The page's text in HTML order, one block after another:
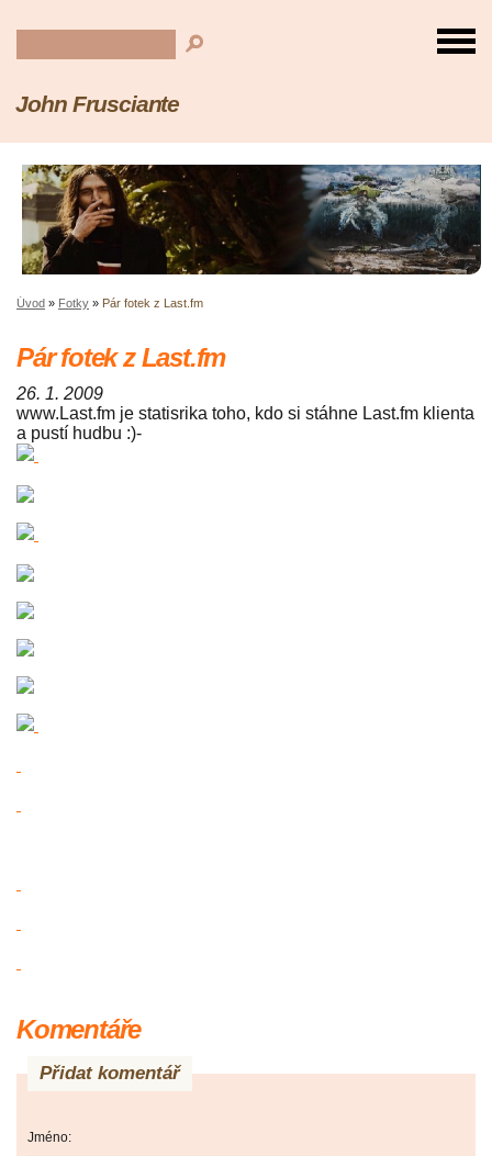
John Frusciante
Úvod » Fotky » Pár fotek z Last.fm
Pár fotek z Last.fm
26. 1. 2009
www.Last.fm je statisrika toho, kdo si stáhne Last.fm klienta
a pustí hudbu :)-
Komentáře
Přidat komentář
Jméno: